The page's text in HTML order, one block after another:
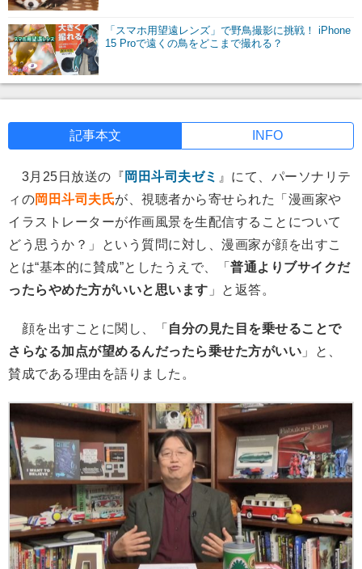
「スマホ用望遠レンズ」で野鳥撮影に挑戦！ iPhone
15 Proで遠くの鳥をどこまで撮れる？
記事本文 INFO
3月25日放送の『 岡田斗司夫ゼミ 』にて、パーソナリテ
ィの岡田斗司夫氏が、視聴者から寄せられた「漫画家や
イラストレーターが作画風景を生配信することについて
どう思うか？」という質問に対し、漫画家が顔を出すこ
とは“基本的に賛成”としたうえで、「 普通よりブサイクだ
ったらやめた方がいいと思います 」と返答。
顔を出すことに関し、「 自分の見た目を乗せることで
さらなる加点が望めるんだったら乗せた方がいい 」と、
賛成である理由を語りました。